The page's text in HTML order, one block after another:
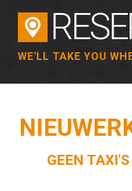
WE'LL TAKE YOU
GEEN